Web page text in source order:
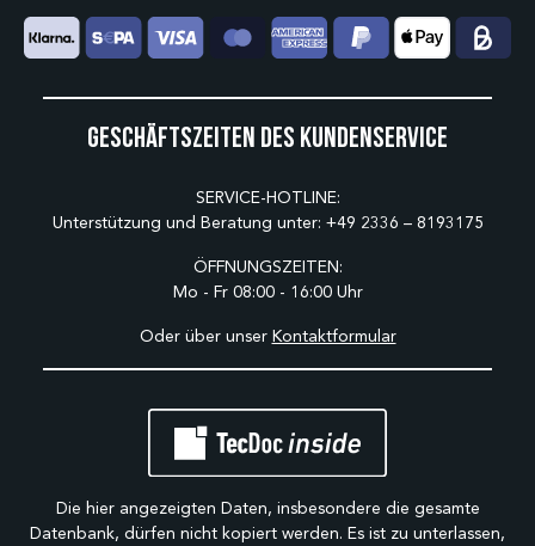
Geschäftszeiten des Kundenservice
SERVICE-HOTLINE:
Unterstützung und Beratung unter: +49 2336 – 8193175
ÖFFNUNGSZEITEN:
Mo - Fr 08:00 - 16:00 Uhr
Oder über unser Kontaktformular
Die hier angezeigten Daten, insbesondere die gesamte
Datenbank, dürfen nicht kopiert werden. Es ist zu unterlassen,